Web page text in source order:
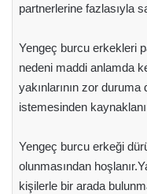
partnerlerine fazlasıyla
Yengeç burcu erkekleri
nedeni maddi anlamda
yakınlarının zor
istemesinden
Yengeç burcu erkeği
olunmasından
kişilerle bir arada